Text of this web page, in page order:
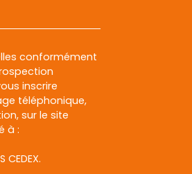
conformément
inscrire
téléphonique,
sur le site
à :
CEDEX.